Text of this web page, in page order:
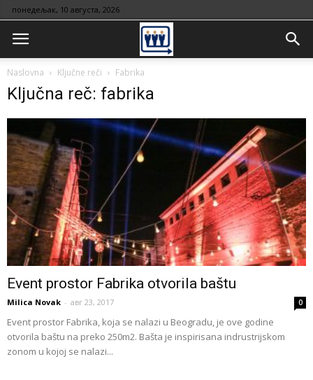
понедељак, 10 августа, 2026
Naslovna Ključne reči Fabrika
Ključna reč: fabrika
Event prostor Fabrika otvorila baštu
Milica Novak - авг 23, 2017 0
Event prostor Fabrika, koja se nalazi u Beogradu, je ove godine
otvorila baštu na preko 250m2. Bašta je inspirisana indrustrijskom
zonom u kojoj se nalazi...